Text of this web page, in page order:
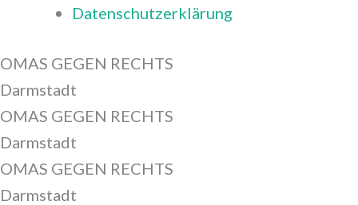
Datenschutzerklärung
OMAS GEGEN RECHTS
Darmstadt
OMAS GEGEN RECHTS
Darmstadt
OMAS GEGEN RECHTS
Darmstadt